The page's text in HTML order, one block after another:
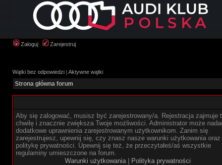
Zaloguj Zarejestruj
Wątki bez odpowiedzi | Aktywne wątki
Strona główna forum
Aby się zalogować, musisz być zarejestrowany/a. Rejestracja zajmuje
chwilę i znacznie zwiększa Twoje możliwości. Administrator może
dodatkowe uprawnienia zarejestrowanym użytkownikom. Zanim się
zarejestrujesz, upewnij się, czy znasz nasze warunki użytkowania oraz
politykę prywatności. Upewnij się też, że przeczytałeś/aś wszystkie
regulaminy umieszczone na forum.
Warunki użytkowania| Polityka prywatności